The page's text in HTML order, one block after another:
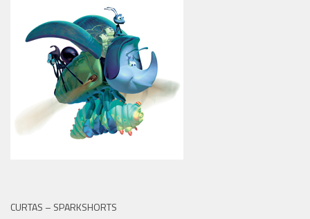
CURTAS – SPARKSHORTS